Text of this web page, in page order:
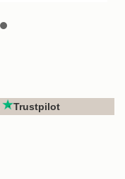
Trustpilot